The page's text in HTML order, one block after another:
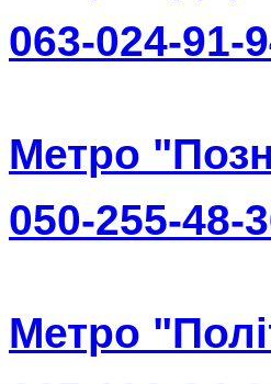
063-024-91-
Метро
050-255-48-
Метро